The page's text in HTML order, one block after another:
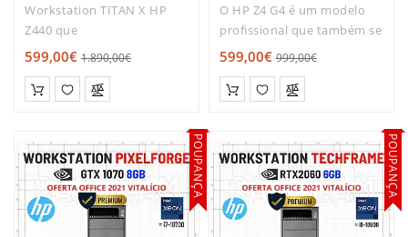
Workstation TITAN X HP
Z440 que
combina desempenho e
ideal para os escritórios e
é extremamente silenc..
599,00€ 1.890,00€
O HP Z4 G4 é um modelo
profissional que também se
adapta perfeitamente à sua
HP, proporciona o
pela..
599,00€ 999,00€
POUPANÇA POUPANÇA